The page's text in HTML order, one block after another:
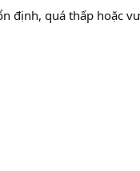
định, quá thấp hoặc